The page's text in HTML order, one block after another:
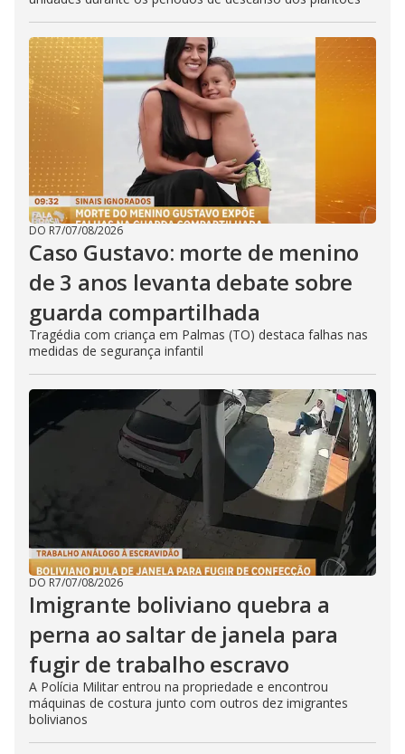
DO R7/07/08/2026
Caso Gustavo: morte de menino
de 3 anos levanta debate sobre
guarda compartilhada
Tragédia com criança em Palmas (TO) destaca falhas nas
medidas de segurança infantil
DO R7/07/08/2026
Imigrante boliviano quebra a
perna ao saltar de janela para
fugir de trabalho escravo
A Polícia Militar entrou na propriedade e encontrou
máquinas de costura junto com outros dez imigrantes
bolivianos